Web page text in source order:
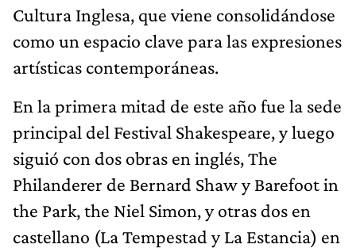
Cultura Inglesa, que viene consolidándose
como un espacio clave para las expresiones
artísticas contemporáneas.
En la primera mitad de este año fue la sede
principal del Festival Shakespeare, y luego
siguió con dos obras en inglés, The
Philanderer de Bernard Shaw y Barefoot in
the Park, the Niel Simon, y otras dos en
castellano (La Tempestad y La Estancia) en